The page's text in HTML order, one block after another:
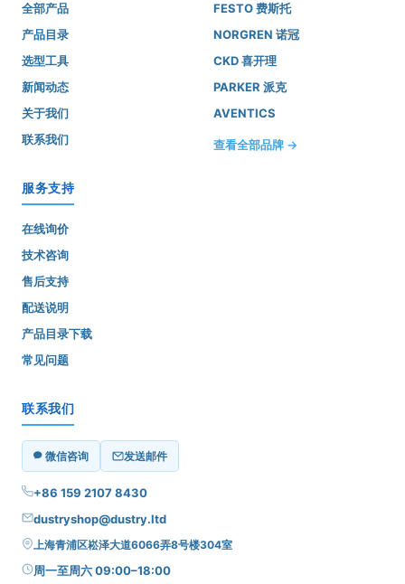
全部产品
产品目录
选型工具
新闻动态
关于我们
联系我们
FESTO 费斯托
NORGREN 诺冠
CKD 喜开理
PARKER 派克
AVENTICS
查看全部品牌 →
服务支持
在线询价
技术咨询
售后支持
配送说明
产品目录下载
常见问题
联系我们
微信咨询 发送邮件
+86 159 2107 8430
dustryshop@dustry.ltd
上海青浦区崧泽大道6066弄8号楼304室
周一至周六 09:00–18:00